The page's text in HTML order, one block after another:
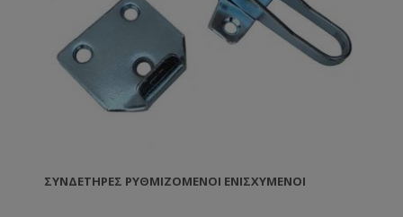
ΣΥΝΔΕΤΉΡΕΣ ΡΥΘΜΙΖΌΜΕΝΟΙ ΕΝΙΣΧΥΜΈΝΟΙ